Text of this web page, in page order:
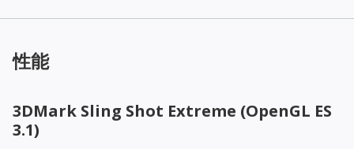
性能
3DMark Sling Shot Extreme (OpenGL ES
3.1)